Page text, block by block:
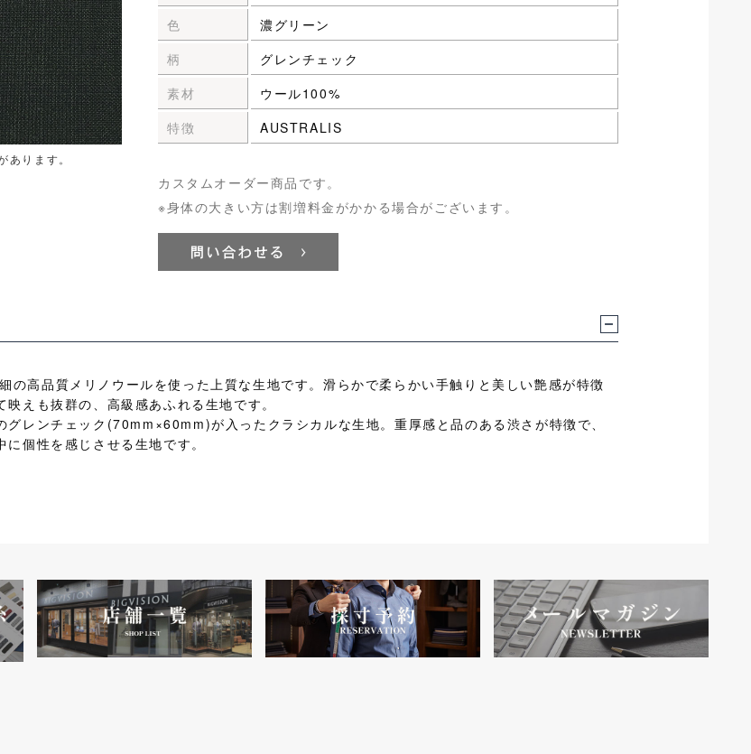
ります。
色
濃グリーン
柄
グレンチェック
素材
ウール100%
特徴
AUSTRALIS
カスタムオーダー商品です。
※身体の大きい方は割増料金がかかる場合がございます。
高品質メリノウールを使った上質な生地です。滑らかで柔らかい手触りと美しい艶感が特徴
えも抜群の、高級感あふれる生地です。
レンチェック(70mm×60mm)が入ったクラシカルな生地。重厚感と品のある渋さが特徴で、
個性を感じさせる生地です。